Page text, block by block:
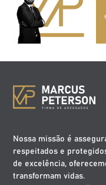
Nossa missão é
respeitados e
de excelência,
transformam vidas.